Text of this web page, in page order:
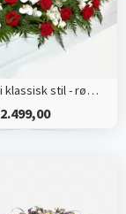
Kistepynt i klassisk stil - rød og hvid
2.499,00